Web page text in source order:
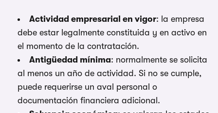
Actividad empresarial en vigor: la empresa
debe estar legalmente constituida y en activo en
el momento de la contratación.
Antigüedad mínima: normalmente se solicita
al menos un año de actividad. Si no se cumple,
puede requerirse un aval personal o
documentación financiera adicional.